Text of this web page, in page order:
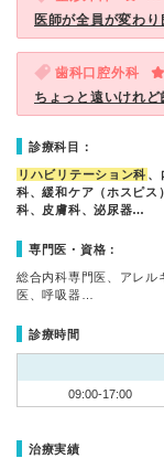
医師が全員が変わり
歯科口腔外科
ちょっと遠いけれど
診療科目：
リハビリテーション科 、
科、緩和ケア（ホスピス
科、皮膚科、泌尿器…
専門医・資格：
総合内科専門医、アレル
医、呼吸器…
診療時間
09:00-17:00
治療実績